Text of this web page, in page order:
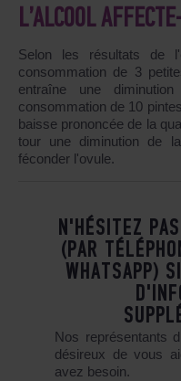
L’ALCOOL
Selon les résultats de
consommation de 3
entraîne une
consommation de 10
baisse prononcée de la
tour une diminution de
féconder l'ovule.
N'HÉSITEZ
(PAR
WHATSAPP)
Nos représentants
désireux de vous
avez besoin.